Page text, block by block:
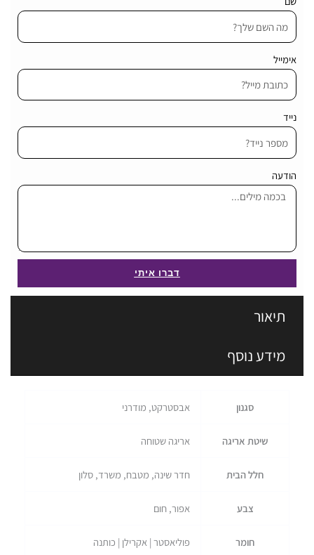
אימייל
נייד
הודעה
דברו איתי
תיאור
מידע נוסף
סגנון אבסטרקט, מודרני
שיטת אריגה אריגה שטוחה
חלל הבית חדר שינה, מטבח, משרד, סלון
צבע אפור, חום
חומר פוליאסטר | אקרילן | כותנה